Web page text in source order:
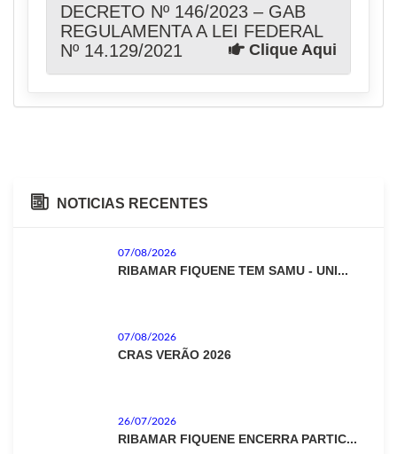
DECRETO Nº 146/2023 – GAB
REGULAMENTA A LEI FEDERAL
Nº 14.129/2021
Clique Aqui
NOTICIAS RECENTES
07/08/2026
RIBAMAR FIQUENE TEM SAMU - UNI...
07/08/2026
CRAS VERÃO 2026
26/07/2026
RIBAMAR FIQUENE ENCERRA PARTIC...